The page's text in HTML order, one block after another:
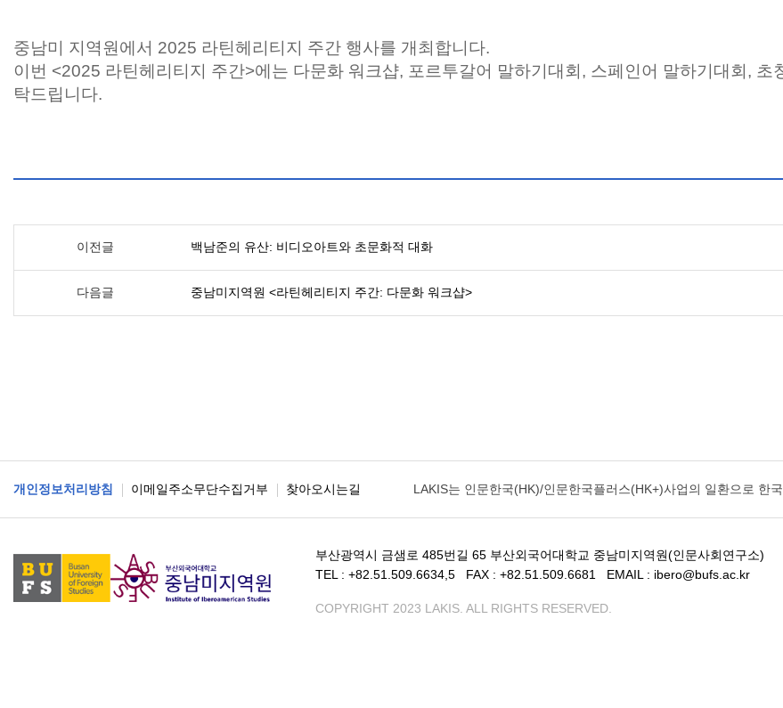
중남미 지역원에서 2025 라틴헤리티지 주간 행사를 개최합니다.
이번 <2025 라틴헤리티지 주간>에는 다문화 워크샵, 포르투갈어 말하기대회, 스페인어 말하기대회, 초
탁드립니다.
이전글 백남준의 유산: 비디오아트와 초문화적 대화
다음글 중남미지역원 <라틴헤리티지 주간: 다문화 워크샵>
개인정보처리방침 이메일주소무단수집거부 찾아오시는길 LAKIS는 인문한국(HK)/인문한국플러스(HK+)사업의 일환으로 한
부산광역시 금샘로 485번길 65 부산외국어대학교 중남미지역원(인문사회연구소)
TEL : +82.51.509.6634,5
FAX : +82.51.509.6681 EMAIL : ibero@bufs.ac.kr
COPYRIGHT 2023 LAKIS. ALL RIGHTS RESERVED.